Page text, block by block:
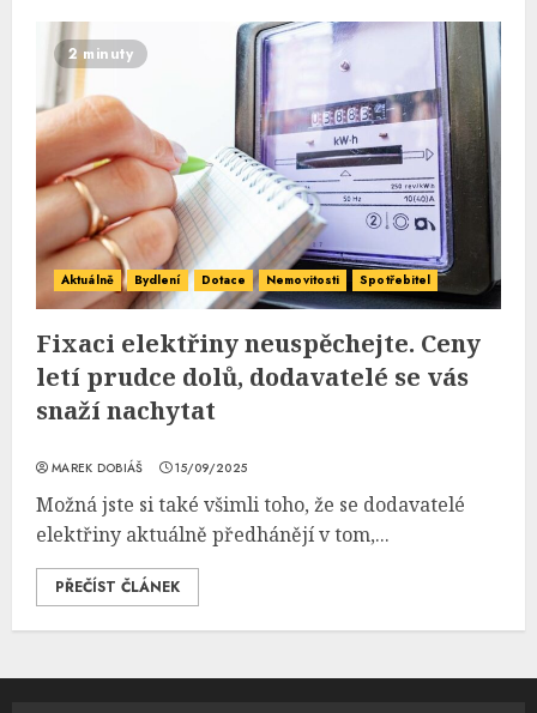
2 minuty
Aktuálně Bydlení Dotace Nemovitosti Spotřebitel
Fixaci elektřiny neuspěchejte. Ceny
letí prudce dolů, dodavatelé se vás
snaží nachytat
MAREK DOBIÁŠ 15/09/2025
Možná jste si také všimli toho, že se dodavatelé
elektřiny aktuálně předhánějí v tom,...
PŘEČÍST ČLÁNEK